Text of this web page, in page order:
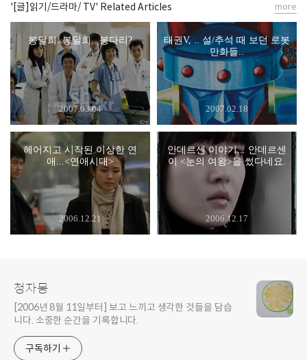
'[글]읽기/드라마/ TV' Related Articles
봉달희..봉달희...봉다리?
2007.03.04
태권V, .. 설/추석 때 보던 로봇
만화들..
2007.02.18
헤어지고 시작된 이상한 연
애...<연애시대>
2006.12.21
안데르센 이야기... 안데르센
이 <눈의 여왕>을 썼다네요.
2006.12.17
more
청자몽
[2006년 8월 11일부터] 보고 느끼고 생각한 것들을 담습
니다. 소중한 순간을 기록합니다.
구독하기